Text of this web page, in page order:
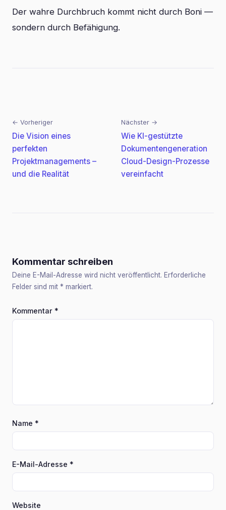
Der wahre Durchbruch kommt nicht durch Boni —
sondern durch Befähigung.
Beitragsnavigation
← Vorheriger
Die Vision eines
perfekten
Projektmanagements –
und die Realität
Nächster →
Wie KI-gestützte
Dokumentengeneration
Cloud-Design-Prozesse
vereinfacht
Kommentar schreiben
Deine E-Mail-Adresse wird nicht veröffentlicht. Erforderliche
Felder sind mit * markiert.
Kommentar *
Name *
E-Mail-Adresse *
Website